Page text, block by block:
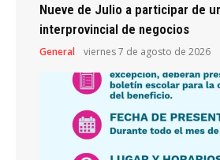
Nueve de Julio a participar de
interprovincial de negocios
General viernes 7 de agosto de 2026